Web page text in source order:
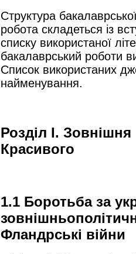
Структура
робота складеться із
списку використаної
бакалаврський роботи
Список використаних
найменування.
Розділ І. Зовнішня
Красивого
1.1 Боротьба за
Фландрські війни